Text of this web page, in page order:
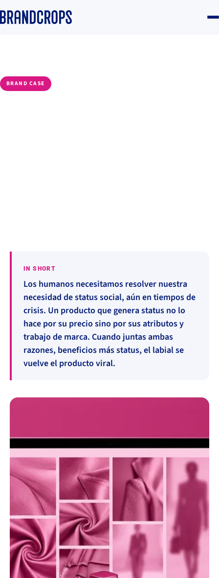
BRAND CASE
IN SHORT
Los humanos necesitamos resolver nuestra
necesidad de status social, aún en tiempos de
crisis. Un producto que genera status no lo
hace por su precio sino por sus atributos y
trabajo de marca. Cuando juntas ambas
razones, beneficios más status, el labial se
vuelve el producto viral.